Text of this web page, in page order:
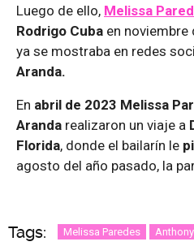
Luego de ello, Melissa
Rodrigo Cuba en noviembre
ya se mostraba en redes
Aranda.
En abril de 2023 Melissa
Aranda realizaron un viaje a
Florida, donde el bailarín le
agosto del año pasado, la
Tags: Melissa Paredes